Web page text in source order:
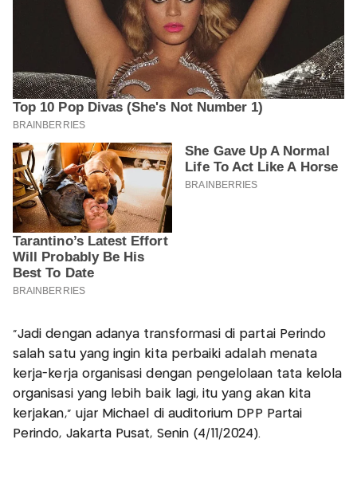
"Jadi dengan adanya transformasi di partai Perindo
salah satu yang ingin kita perbaiki adalah menata
kerja-kerja organisasi dengan pengelolaan tata kelola
organisasi yang lebih baik lagi, itu yang akan kita
kerjakan," ujar Michael di auditorium DPP Partai
Perindo, Jakarta Pusat, Senin (4/11/2024).